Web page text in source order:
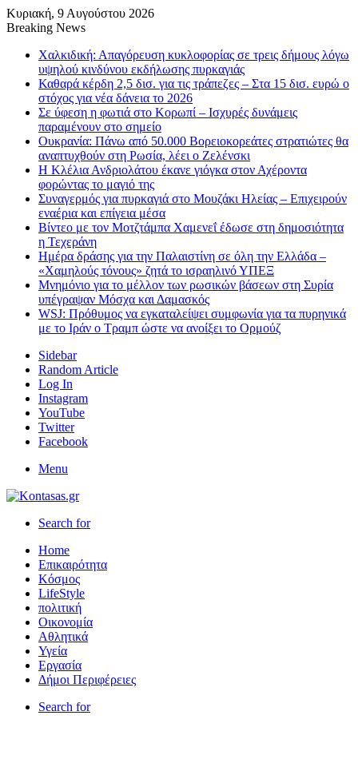
Κυριακή, 9 Αυγούστου 2026
Breaking News
Χαλκιδική: Απαγόρευση κυκλοφορίας σε τρεις δήμους λόγω
υψηλού κινδύνου εκδήλωσης πυρκαγιάς
Καθαρά κέρδη 2,5 δισ. για τις τράπεζες – Στα 15 δισ. ευρώ ο
στόχος για νέα δάνεια το 2026
Σε ύφεση η φωτιά στο Κορωπί – Ισχυρές δυνάμεις
παραμένουν στο σημείο
Ουκρανία: Πάνω από 50.000 Βορειοκορεάτες στρατιώτες θα
αναπτυχθούν στη Ρωσία, λέει ο Ζελένσκι
Η Κλέλια Ανδριολάτου έκανε γιόγκα στον Αχέροντα
φορώντας το μαγιό της
Συναγερμός για πυρκαγιά στο Μουζάκι Ηλείας – Επιχειρούν
εναέρια και επίγεια μέσα
Βίντεο με τον Μοτζτάμπα Χαμενεΐ έδωσε στη δημοσιότητα
η Τεχεράνη
Ημέρα δράσης για την Παλαιστίνη σε όλη την Ελλάδα –
«Χαμηλούς τόνους» ζητά το ισραηλινό ΥΠΕΞ
Μνημόνιο για το μέλλον των ρωσικών βάσεων στη Συρία
υπέγραψαν Μόσχα και Δαμασκός
WSJ: Πρόθυμος να εγκαταλείψει συμφωνία για τα πυρηνικά
με το Ιράν ο Τραμπ ώστε να ανοίξει το Ορμούζ
Sidebar
Random Article
Log In
Instagram
YouTube
Twitter
Facebook
Menu
Search for
Home
Επικαιρότητα
Κόσμος
LifeStyle
πολιτική
Οικονομία
Αθλητικά
Υγεία
Εργασία
Δήμοι Περιφέρειες
Search for